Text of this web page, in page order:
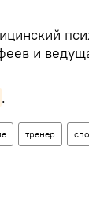
и
.
тренер